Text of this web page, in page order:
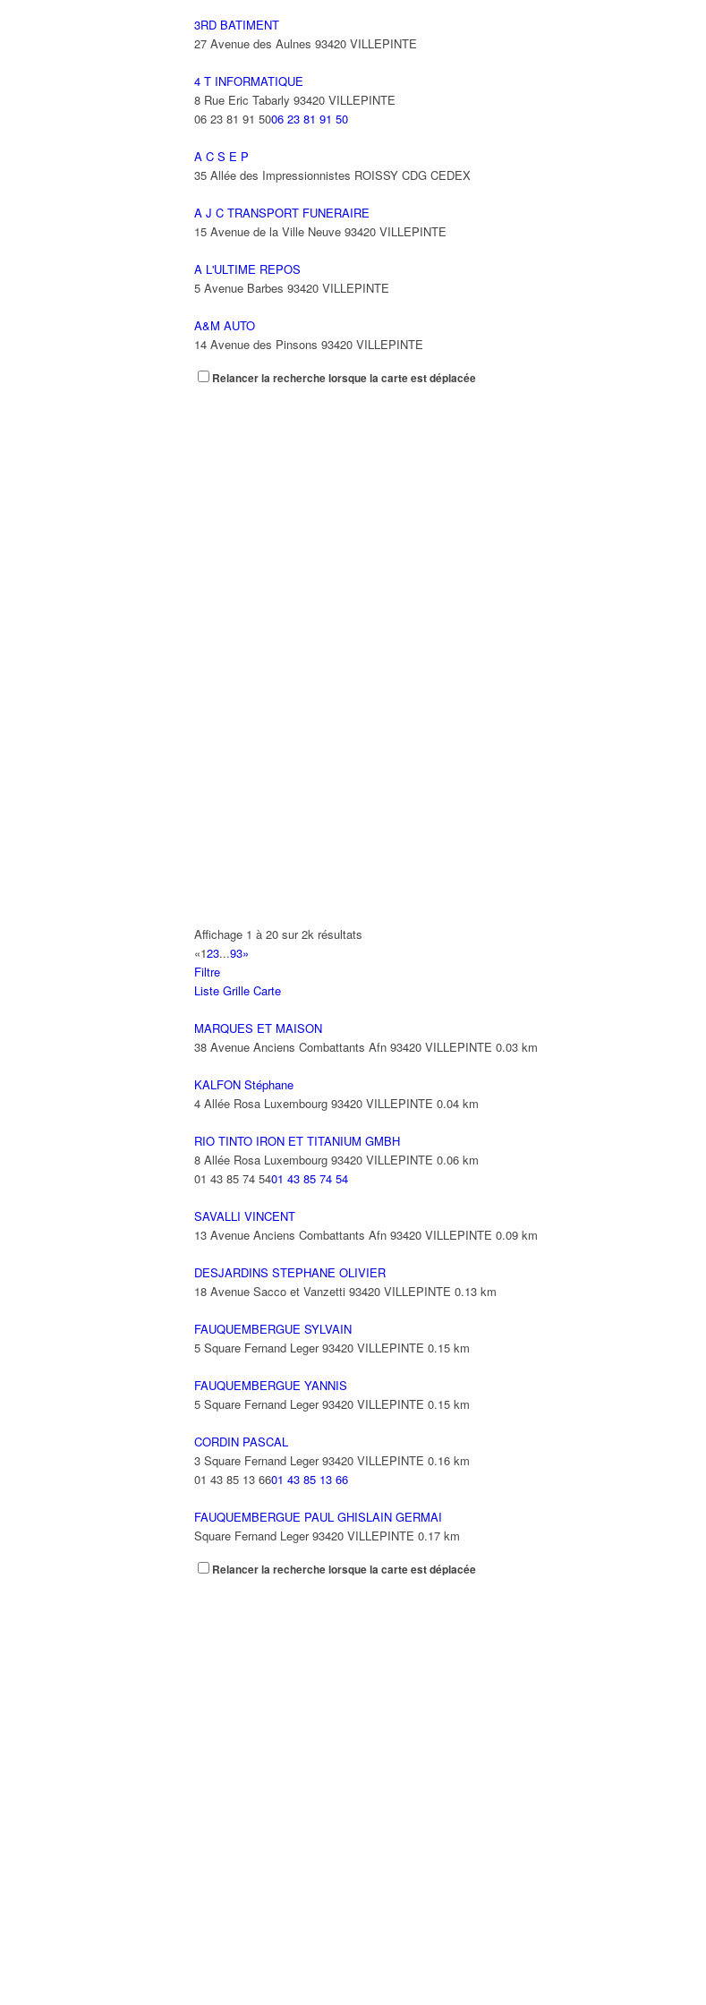
3RD BATIMENT
27 Avenue des Aulnes 93420 VILLEPINTE
4 T INFORMATIQUE
8 Rue Eric Tabarly 93420 VILLEPINTE
06 23 81 91 5006 23 81 91 50
A C S E P
35 Allée des Impressionnistes ROISSY CDG CEDEX
A J C TRANSPORT FUNERAIRE
15 Avenue de la Ville Neuve 93420 VILLEPINTE
A L'ULTIME REPOS
5 Avenue Barbes 93420 VILLEPINTE
A&M AUTO
14 Avenue des Pinsons 93420 VILLEPINTE
A&N EXPORTS LTD
ABBAOUI TOUFIK
10 Allée Georges Gershwin 93420 VILLEPINTE
ABBES SARAH
Relancer la recherche lorsque la carte est déplacée
Affichage 1 à 20 sur 2k résultats
«123...93»
Filtre
Liste Grille Carte
MARQUES ET MAISON
38 Avenue Anciens Combattants Afn 93420 VILLEPINTE 0.03 km
KALFON Stéphane
4 Allée Rosa Luxembourg 93420 VILLEPINTE 0.04 km
RIO TINTO IRON ET TITANIUM GMBH
8 Allée Rosa Luxembourg 93420 VILLEPINTE 0.06 km
01 43 85 74 5401 43 85 74 54
SAVALLI VINCENT
13 Avenue Anciens Combattants Afn 93420 VILLEPINTE 0.09 km
DESJARDINS STEPHANE OLIVIER
18 Avenue Sacco et Vanzetti 93420 VILLEPINTE 0.13 km
FAUQUEMBERGUE SYLVAIN
5 Square Fernand Leger 93420 VILLEPINTE 0.15 km
FAUQUEMBERGUE YANNIS
5 Square Fernand Leger 93420 VILLEPINTE 0.15 km
CORDIN PASCAL
3 Square Fernand Leger 93420 VILLEPINTE 0.16 km
01 43 85 13 6601 43 85 13 66
FAUQUEMBERGUE PAUL GHISLAIN GERMAI
Square Fernand Leger 93420 VILLEPINTE 0.17 km
FRIPOUILLE
Relancer la recherche lorsque la carte est déplacée